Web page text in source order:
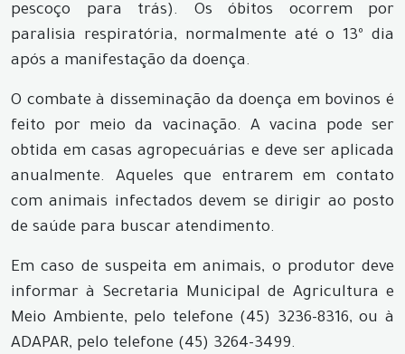
pescoço para trás). Os óbitos ocorrem por
paralisia respiratória, normalmente até o 13º dia
após a manifestação da doença.
O combate à disseminação da doença em bovinos é
feito por meio da vacinação. A vacina pode ser
obtida em casas agropecuárias e deve ser aplicada
anualmente. Aqueles que entrarem em contato
com animais infectados devem se dirigir ao posto
de saúde para buscar atendimento.
Em caso de suspeita em animais, o produtor deve
informar à Secretaria Municipal de Agricultura e
Meio Ambiente, pelo telefone (45) 3236-8316, ou à
ADAPAR, pelo telefone (45) 3264-3499.